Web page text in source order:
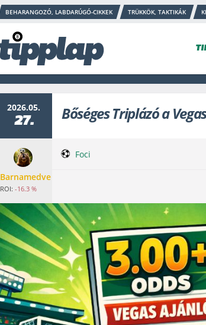
BEHARANGOZÓ, LABDARÚGÓ-CIKKEK TRÜKKÖK, TAKTIKÁK
2026.05.
27. Bőséges Triplázó a
Barnamedve
ROI: -16.3 %
Foci